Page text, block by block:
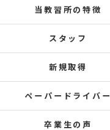
当教習所の特徴
スタッフ
新規取得
ペーパードライバー
卒業生の声